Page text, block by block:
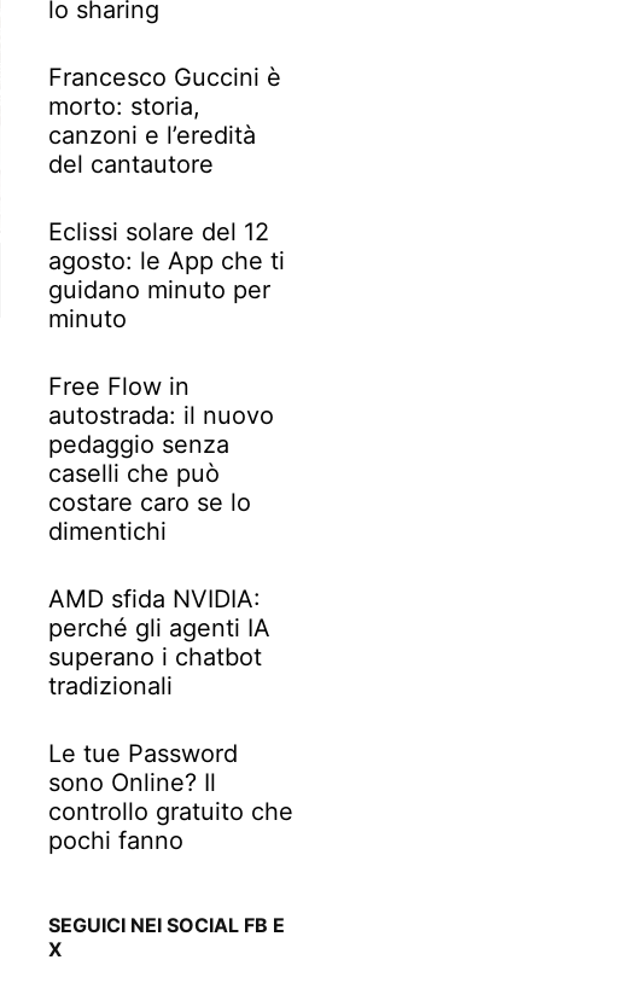
lo sharing
Francesco Guccini è
morto: storia,
canzoni e l’eredità
del cantautore
Eclissi solare del 12
agosto: le App che ti
guidano minuto per
minuto
Free Flow in
autostrada: il nuovo
pedaggio senza
caselli che può
costare caro se lo
dimentichi
AMD sfida NVIDIA:
perché gli agenti IA
superano i chatbot
tradizionali
Le tue Password
sono Online? Il
controllo gratuito che
pochi fanno
SEGUICI NEI SOCIAL FB E
X